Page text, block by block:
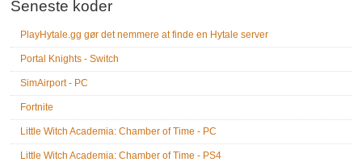
Seneste koder
PlayHytale.gg gør det nemmere at finde en Hytale server
Portal Knights - Switch
SimAirport - PC
Fortnite
Little Witch Academia: Chamber of Time - PC
Little Witch Academia: Chamber of Time - PS4